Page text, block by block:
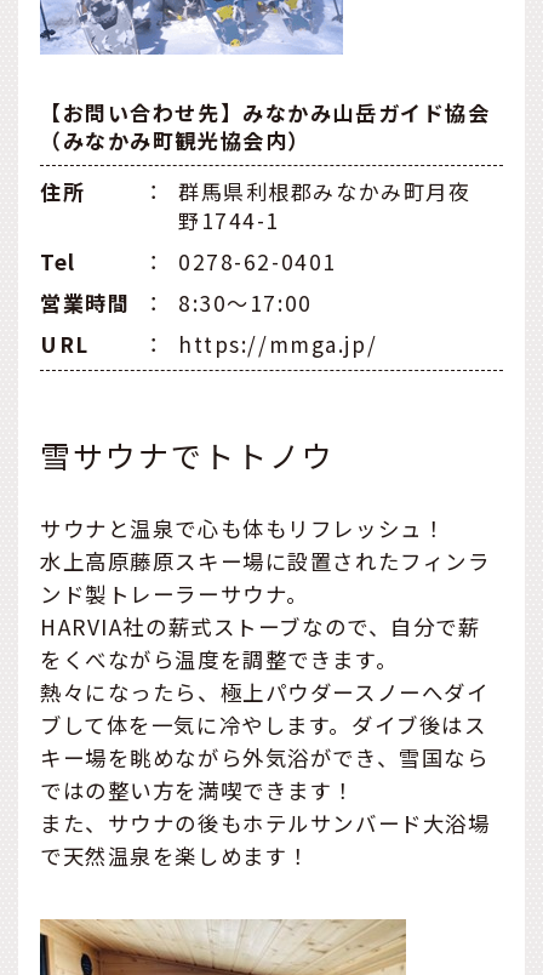
【お問い合わせ先】みなかみ山岳ガイド協会
（みなかみ町観光協会内）
住所
：
群馬県利根郡みなかみ町月夜
野1744-1
Tel
：
0278-62-0401
営業時間
：
8:30～17:00
URL
： https://mmga.jp/
雪サウナでトトノウ
サウナと温泉で心も体もリフレッシュ！
水上高原藤原スキー場に設置されたフィンラ
ンド製トレーラーサウナ。
HARVIA社の薪式ストーブなので、自分で薪
をくべながら温度を調整できます。
熱々になったら、極上パウダースノーへダイ
ブして体を一気に冷やします。ダイブ後はス
キー場を眺めながら外気浴ができ、雪国なら
ではの整い方を満喫できます！
また、サウナの後もホテルサンバード大浴場
で天然温泉を楽しめます！